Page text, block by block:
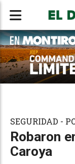
Robaron
Caroya
SEGURIDAD -